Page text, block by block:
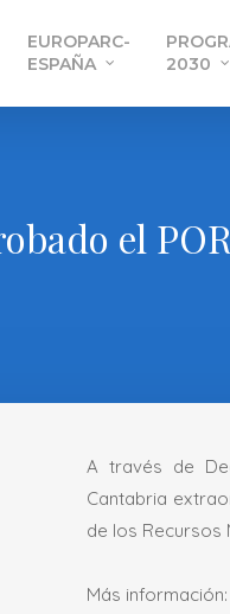
EUROPARC-
ESPAÑA
2030
el
A través de
Cantabria
de los Recursos
Más información: